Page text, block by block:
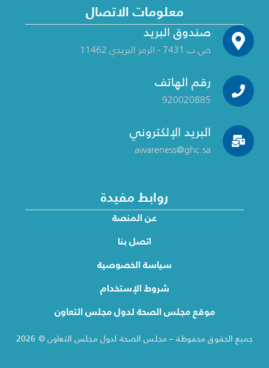
روابط مفيدة
عن المنصة
اتصل بنا
سياسة الخصوصية
شروط الإستخدام
موقع مجلس الصحة لدول مجلس التعاون
جميع الحقوق محفوظة – مجلس الصحة لدول مجلس التعاون © 2026
معلومات الاتصال
صندوق البريد
ص.ب 7431 - الرمز البريدي 11462
رقم الهاتف
920020885
البريد الإلكتروني
awareness@ghc.sa